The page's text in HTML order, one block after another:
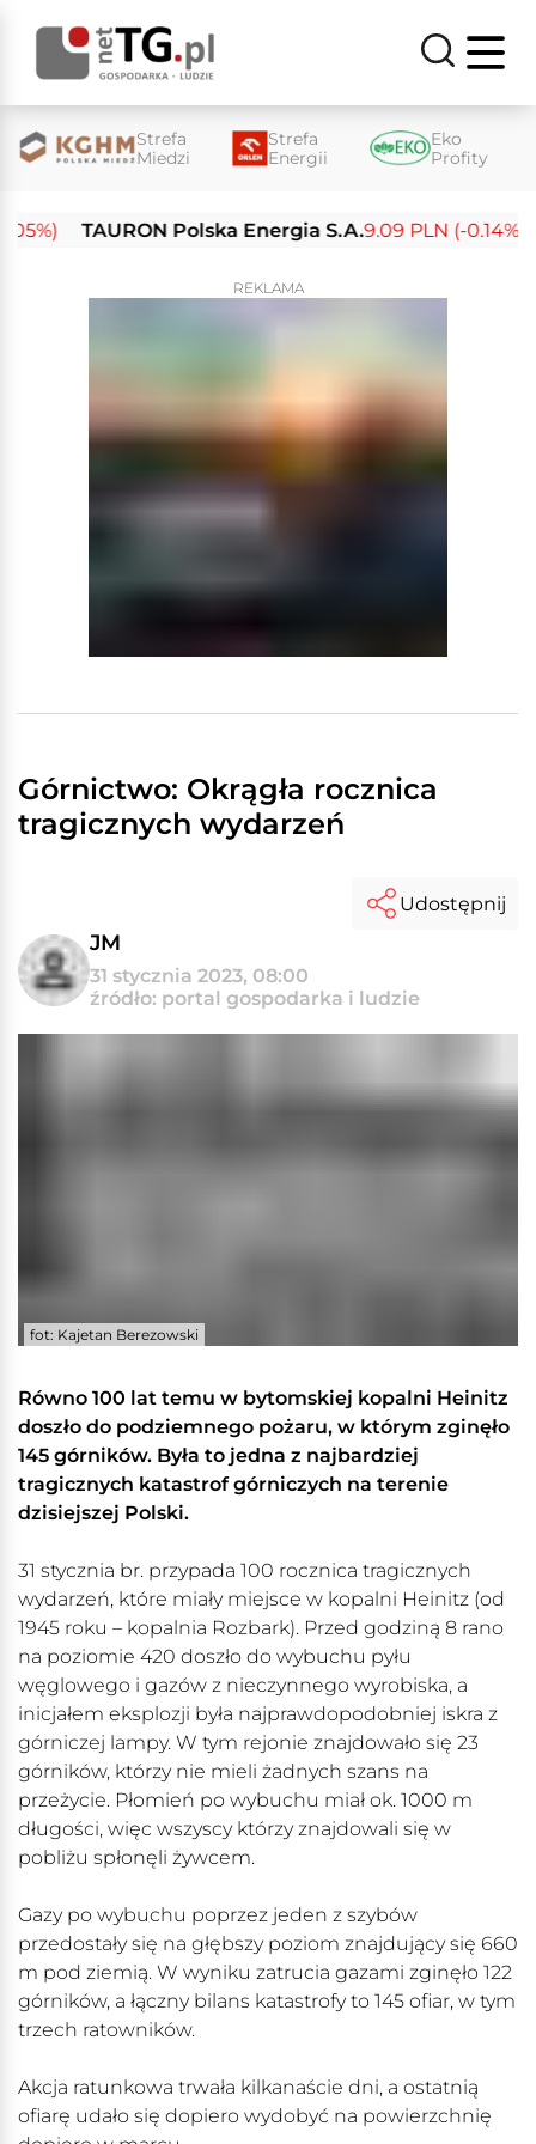
Strefa
Miedzi
Strefa
Energii
Eko
Profity
TAURON Polska Energia S.A.9.09 PLN (-0.14%)
REKLAMA
Górnictwo: Okrągła rocznica
tragicznych wydarzeń
JM
31 stycznia 2023, 08:00
źródło: portal gospodarka i ludzie
Udostępnij
fot: Kajetan Berezowski
Równo 100 lat temu w bytomskiej kopalni Heinitz
doszło do podziemnego pożaru, w którym zginęło
145 górników. Była to jedna z najbardziej
tragicznych katastrof górniczych na terenie
dzisiejszej Polski.
31 stycznia br. przypada 100 rocznica tragicznych
wydarzeń, które miały miejsce w kopalni Heinitz (od
1945 roku – kopalnia Rozbark). Przed godziną 8 rano
na poziomie 420 doszło do wybuchu pyłu
węglowego i gazów z nieczynnego wyrobiska, a
inicjałem eksplozji była najprawdopodobniej iskra z
górniczej lampy. W tym rejonie znajdowało się 23
górników, którzy nie mieli żadnych szans na
przeżycie. Płomień po wybuchu miał ok. 1000 m
długości, więc wszyscy którzy znajdowali się w
pobliżu spłonęli żywcem.
Gazy po wybuchu poprzez jeden z szybów
przedostały się na głębszy poziom znajdujący się 660
m pod ziemią. W wyniku zatrucia gazami zginęło 122
górników, a łączny bilans katastrofy to 145 ofiar, w tym
trzech ratowników.
Akcja ratunkowa trwała kilkanaście dni, a ostatnią
ofiarę udało się dopiero wydobyć na powierzchnię